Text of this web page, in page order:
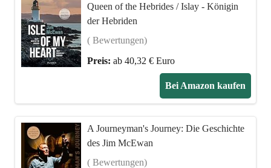
Queen of the Hebrides / Islay - Königin
der Hebriden
( Bewertungen)
Preis: ab 40,32 € Euro
Bei Amazon kaufen
A Journeyman's Journey: Die Geschichte
des Jim McEwan
( Bewertungen)